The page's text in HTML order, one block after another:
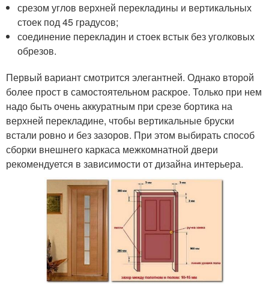
срезом углов верхней перекладины и вертикальных
стоек под 45 градусов;
соединение перекладин и стоек встык без уголковых
обрезов.
Первый вариант смотрится элегантней. Однако второй
более прост в самостоятельном раскрое. Только при нем
надо быть очень аккуратным при срезе бортика на
верхней перекладине, чтобы вертикальные бруски
встали ровно и без зазоров. При этом выбирать способ
сборки внешнего каркаса межкомнатной двери
рекомендуется в зависимости от дизайна интерьера.